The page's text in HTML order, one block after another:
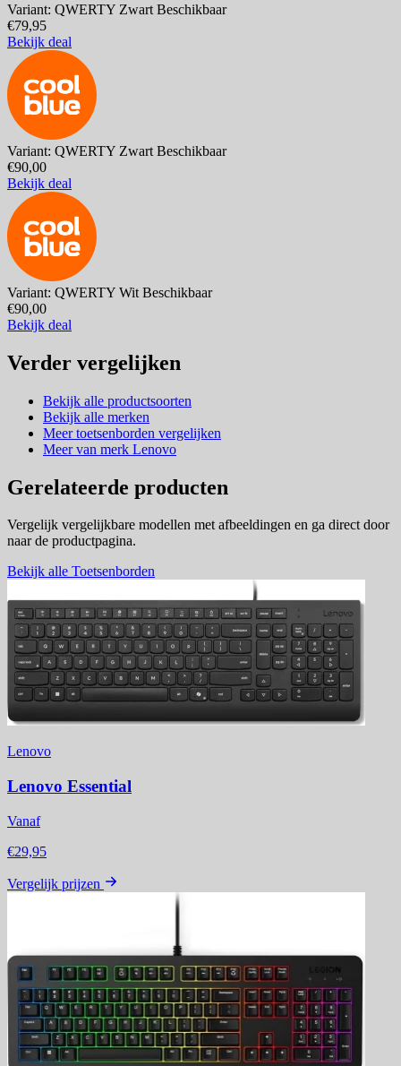
Variant: QWERTY Zwart Beschikbaar
€79,95
Bekijk deal
Variant: QWERTY Zwart Beschikbaar
€90,00
Bekijk deal
Variant: QWERTY Wit Beschikbaar
€90,00
Bekijk deal
Verder vergelijken
Bekijk alle productsoorten
Bekijk alle merken
Meer toetsenborden vergelijken
Meer van merk Lenovo
Gerelateerde producten
Vergelijk vergelijkbare modellen met afbeeldingen en ga direct door
naar de productpagina.
Bekijk alle Toetsenborden
Lenovo
Lenovo Essential
Vanaf
€29,95
Vergelijk prijzen